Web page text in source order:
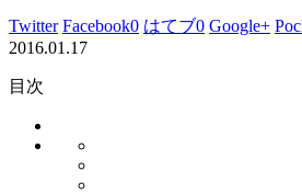
Twitter Facebook0 はてブ0 Google+
2016.01.17
目次